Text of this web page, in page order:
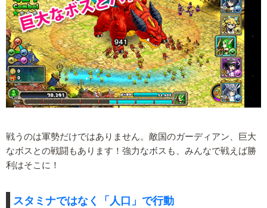
戦うのは軍勢だけではありません。敵国のガーディアン、巨大
なボスとの戦闘もあります！強力なボスも、みんなで戦えば勝
利はそこに！
スタミナではなく「人口」で行動